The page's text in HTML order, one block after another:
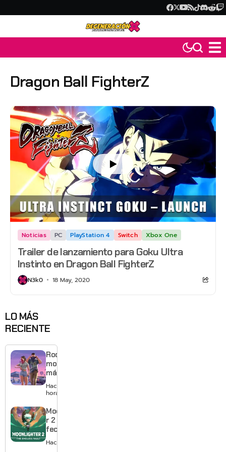
Dragon Ball FighterZ
Noticias PC PlayStation 4 Switch Xbox One
Trailer de lanzamiento para Goku Ultra
Instinto en Dragon Ball FighterZ
N3k0 18 May, 2020
LO MÁS
RECIENTE
Rockstar
mostrará
más de
GTA 6 en
agosto
estreno
anticipado
en Netflix
Hace 18
horas
Moonlighte
r 2 ya tiene
fecha y
puedes
quedarte
Hace 2 días